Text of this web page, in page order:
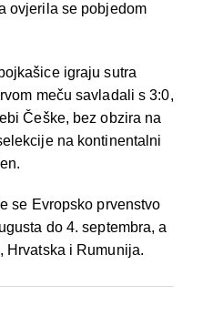
ovjerila se pobjedom
igraju sutra
meču savladali s 3:0,
Češke, bez obzira na
na kontinentalni
se Evropsko prvenstvo
do 4. septembra, a
Hrvatska i Rumunija.